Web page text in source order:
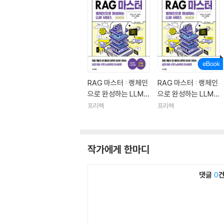
RAG 마스터 : 랭체인
으로 완성하는 LLM
서비스
프리렉
RAG 마스터 : 랭체인
으로 완성하는 LLM
서비스
프리렉
작가에게 한마디
댓글 0